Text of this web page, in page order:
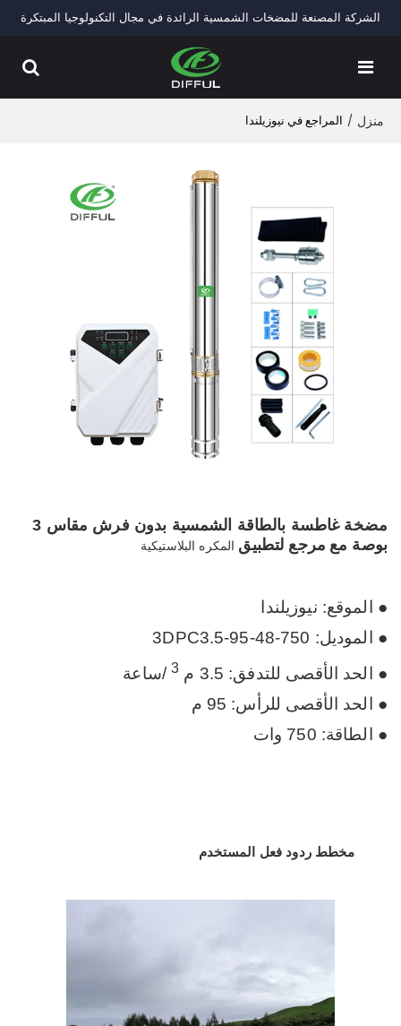
الشركة المصنعة للمضخات الشمسية الرائدة في مجال التكنولوجيا المبتكرة
منزل / المراجع في نيوزيلندا
مضخة غاطسة بالطاقة الشمسية بدون فرش مقاس 3
بوصة مع مرجع لتطبيق المكره البلاستيكية
● الموقع: نيوزيلندا
●
الموديل: 3DPC3.5-95-48-750
● الحد الأقصى للتدفق: 3.5 م
3/ساعة
● الحد الأقصى للرأس: 95 م
● الطاقة: 750 وات
مخطط ردود فعل المستخدم